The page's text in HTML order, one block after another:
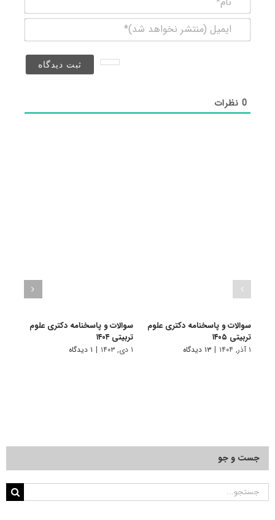
(منتشر
0نظرات
سوالات و پاسخنامه دکتری علوم
تربیتی ۱۴۰۵
۱ آذر, ۱۴۰۴ | ۱۳ دیدگاه
سوالات و پاسخنامه دکتری علوم
تربیتی ۱۴۰۴
۱ دی, ۱۴۰۳ | ۱ دیدگاه
جست و جو
جستجو